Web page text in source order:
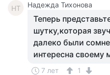
НТ Надежда Тихонова
Теперь
шутку,которая
далеко были
интересна своему
7 лет
1